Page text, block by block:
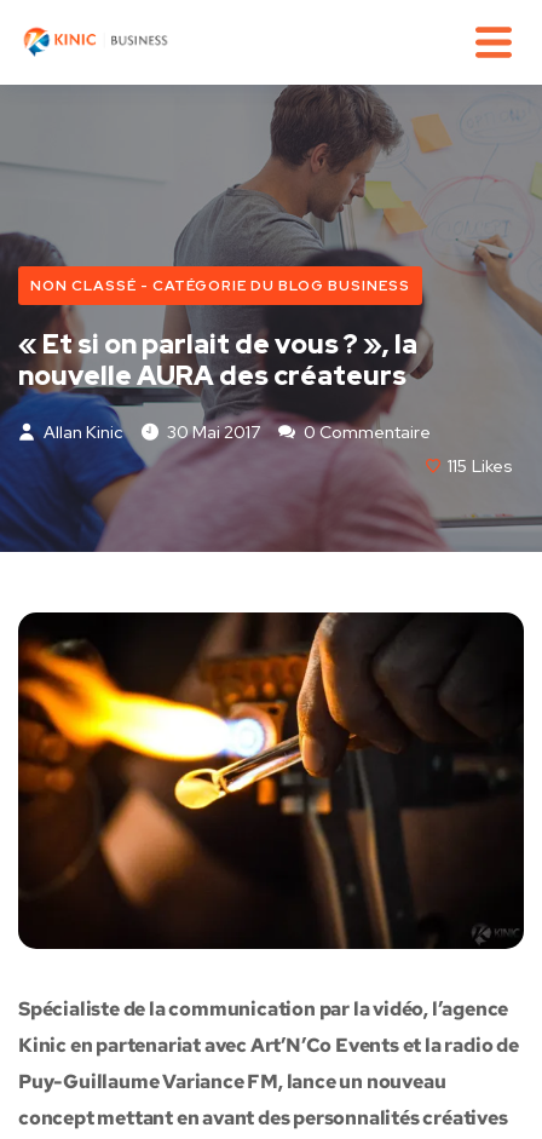
NON CLASSÉ - CATÉGORIE DU BLOG BUSINESS
« Et si on parlait de vous ? », la
nouvelle AURA des créateurs
Allan Kinic 30 Mai 2017
0 Commentaire
115 Likes
Spécialiste de la communication par la vidéo, l’agence
Kinic en partenariat avec Art’N’Co Events et la radio de
Puy-Guillaume Variance FM, lance un nouveau
concept mettant en avant des personnalités créatives